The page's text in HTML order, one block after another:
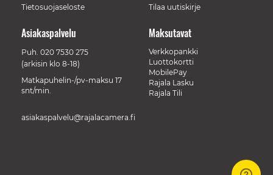
Tietosuojaseloste
Tilaa uutiskirje
Maksutavat
Verkkopankki
Luottokortti
MobilePay
Rajala Lasku
Rajala Tili
Asiakaspalvelu
Puh. 020 7530 275
(arkisin klo 8-18)
Matkapuhelin-/pv-maksu 17
snt/min.
asiakaspalvelu@rajalacamera.fi